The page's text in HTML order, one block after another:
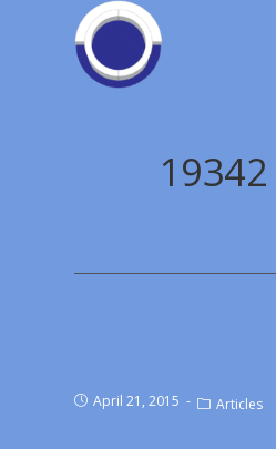
April 21, 2015 Articles